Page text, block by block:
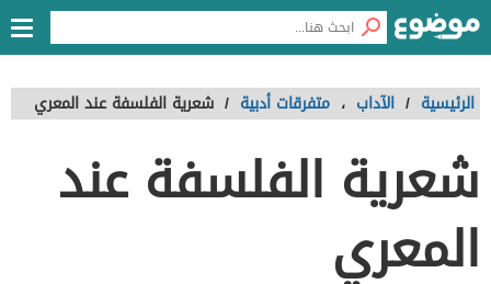
الرئيسية / الآداب ، متفرقات أدبية / شعرية الفلسفة عند المعري
شعرية الفلسفة عند
المعري